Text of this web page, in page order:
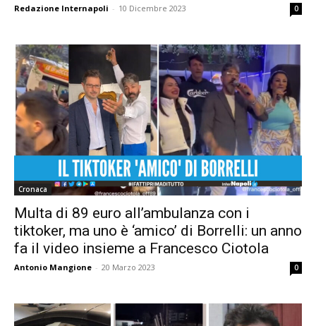
Redazione Internapoli - 10 Dicembre 2023 0
Cronaca
Multa di 89 euro all’ambulanza con i
tiktoker, ma uno è ‘amico’ di Borrelli: un anno
fa il video insieme a Francesco Ciotola
Antonio Mangione - 20 Marzo 2023 0